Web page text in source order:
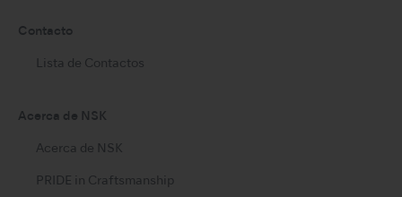
Contacto
Lista de Contactos
Acerca de NSK
Acerca de NSK
PRIDE in Craftsmanship